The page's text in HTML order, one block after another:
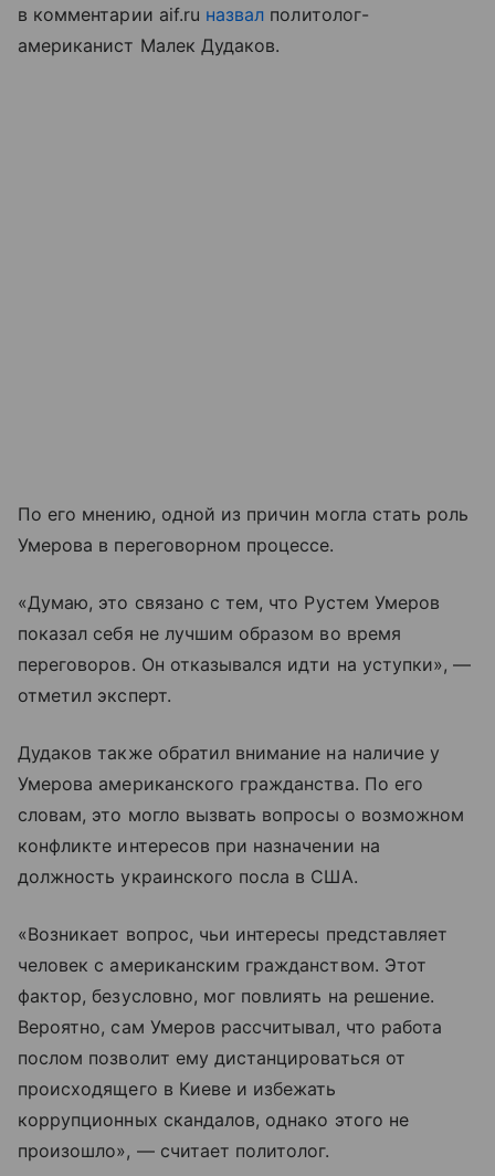
в комментарии aif.ru назвал политолог-
американист Малек Дудаков.
По его мнению, одной из причин могла стать роль
Умерова в переговорном процессе.
«Думаю, это связано с тем, что Рустем Умеров
показал себя не лучшим образом во время
переговоров. Он отказывался идти на уступки», —
отметил эксперт.
Дудаков также обратил внимание на наличие у
Умерова американского гражданства. По его
словам, это могло вызвать вопросы о возможном
конфликте интересов при назначении на
должность украинского посла в США.
«Возникает вопрос, чьи интересы представляет
человек с американским гражданством. Этот
фактор, безусловно, мог повлиять на решение.
Вероятно, сам Умеров рассчитывал, что работа
послом позволит ему дистанцироваться от
происходящего в Киеве и избежать
коррупционных скандалов, однако этого не
произошло», — считает политолог.